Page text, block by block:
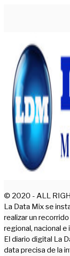
© 2020 - ALL
La Data Mix se
realizar un
regional, nacional e
El diario digital La
data precisa de la